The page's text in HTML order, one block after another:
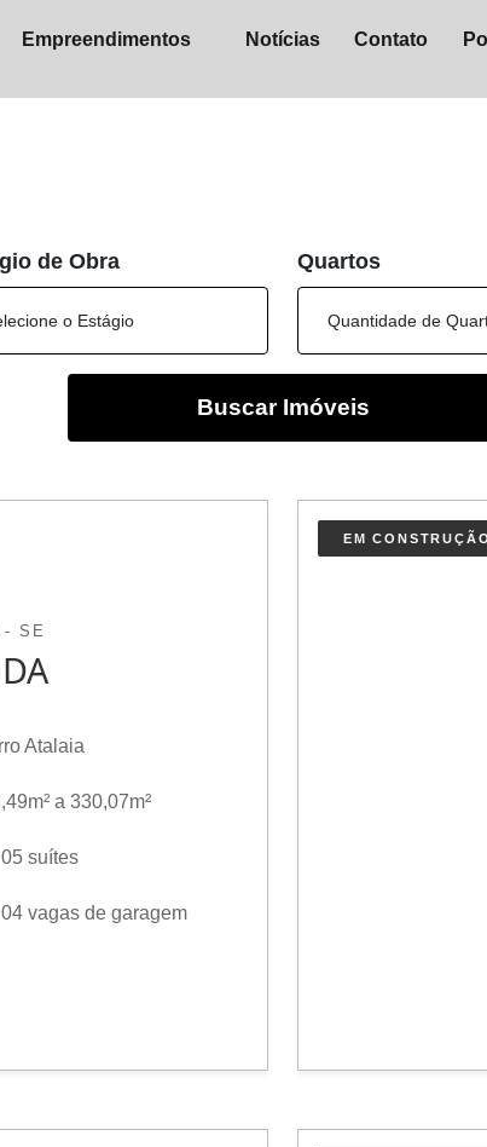
Empreendimentos Notícias Contato
de Obra Quartos
Buscar Imóveis
- SE
Atalaia
a 330,07m²
suítes
vagas de garagem
EM CONSTRUÇÃO